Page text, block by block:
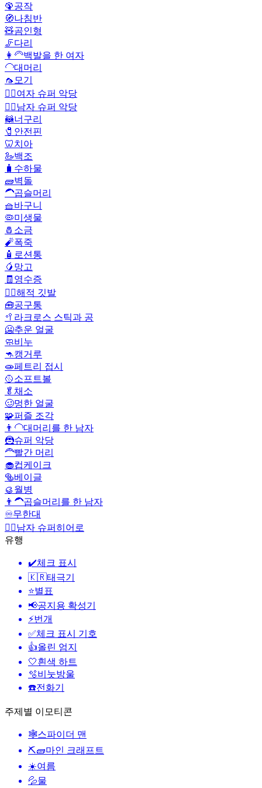
🦚공작
🧭나침반
🧸곰인형
🦵다리
👩‍🦳백발을 한 여자
🦲대머리
🦟 모기
🦹‍♀️여자 슈퍼 악당
🦹‍♂️남자 슈퍼 악당
🦝너구리
🧷 안전핀
🦷치아
🦢백조
🧳 수하물
🧱벽돌
🦱곱슬머리
🧺바구니
🦠미생물
🧂 소금
🧨폭죽
🧴 로션통
🥭 망고
🧾 영수증
🏴‍☠️해적 깃발
🧰공구통
🥍 라크로스 스틱과 공
🥶추운 얼굴
🧼비누
🦘캥거루
🧫페트리 접시
🥎소프트볼
🥬 채소
🥴멍한 얼굴
🧩퍼즐 조각
👨‍🦲대머리를 한 남자
🦹슈퍼 악당
🦰빨간 머리
🧁컵케이크
🥯베이글
🥮 월병
👨‍🦱곱슬머리를 한 남자
♾️무한대
🦸‍♂️남자 슈퍼히어로
유행
✔️체크 표시
🇰🇷태극기
⭐별표
📢공지용 확성기
⚡번개
✅체크 표시 기호
👍올린 엄지
🤍흰색 하트
🫧비눗방울
☎️전화기
주제별 이모티콘
🕸️스파이더 맨
⛏🧱마인 크래프트
☀️여름
💦물